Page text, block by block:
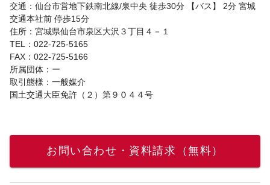
交通：仙台市営地下鉄南北線/泉中央 徒歩30分 【バス】 2分 宮城
交通本社前 停歩15分
住所：宮城県仙台市泉区大沢３丁目４－１
TEL：022-725-5165
FAX：022-725-5166
所属団体：ー
取引態様：一般媒介
国土交通大臣免許（２）第９０４４号
お問い合わせ・資料請求（無料）